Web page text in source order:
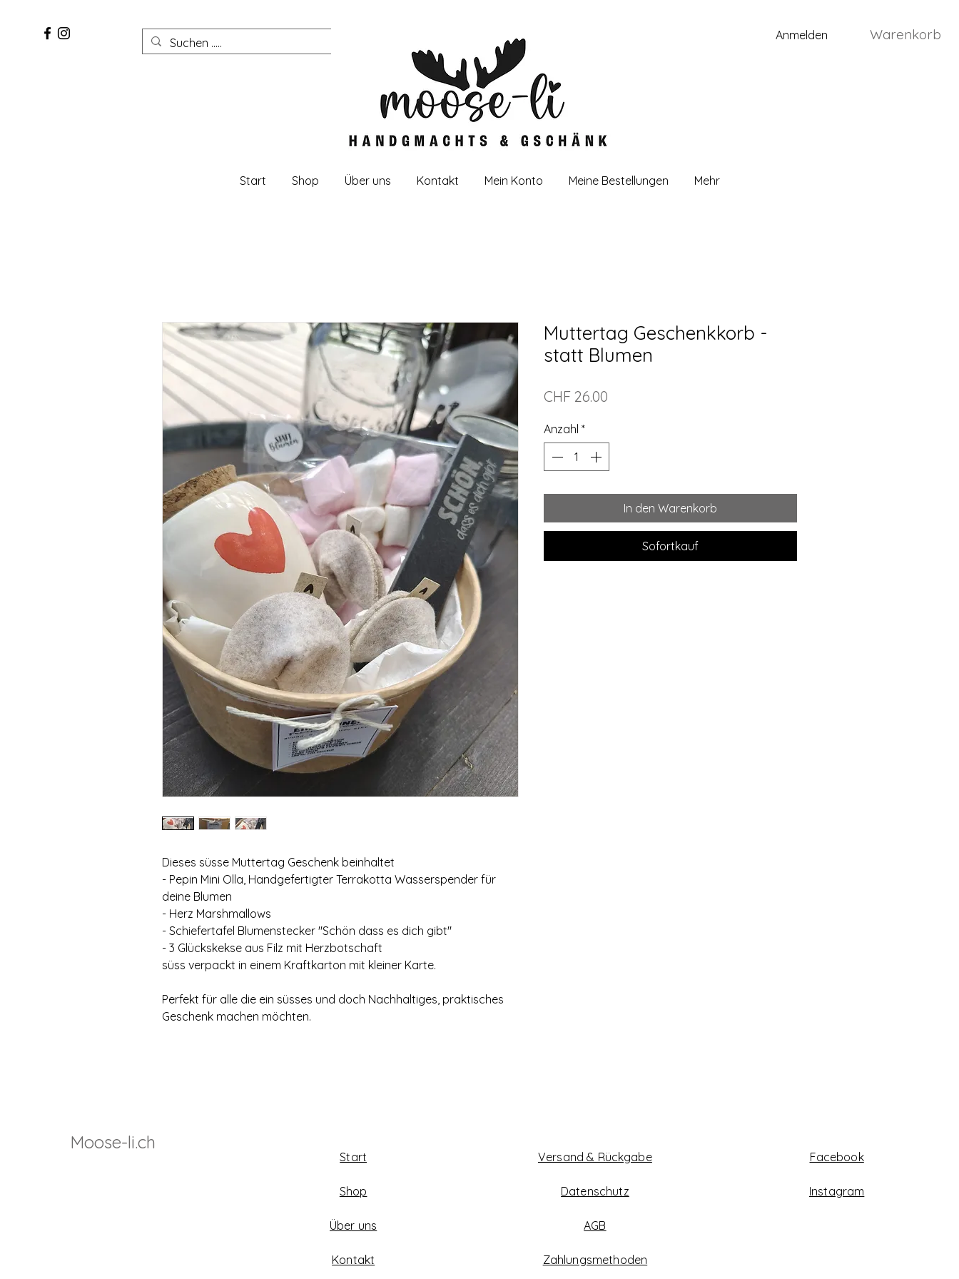
Warenkorb
Anmelden
Start Shop Über uns Kontakt Mein Konto Meine Bestellungen Mehr
Dieses süsse Muttertag Geschenk beinhaltet
- Pepin Mini Olla, Handgefertigter Terrakotta Wasserspender für
deine Blumen
- Herz Marshmallows
- Schiefertafel Blumenstecker "Schön dass es dich gibt"
- 3 Glückskekse aus Filz mit Herzbotschaft
süss verpackt in einem Kraftkarton mit kleiner Karte.
Perfekt für alle die ein süsses und doch Nachhaltiges, praktisches
Geschenk machen möchten.
Muttertag Geschenkkorb -
statt Blumen
CHF 26.00
Anzahl *
In den Warenkorb
Sofortkauf
Moose-li.ch
Start
Shop
Über uns
Kontakt
Versand & Rückgabe
Datenschutz
AGB
Zahlungsmethoden
Facebook
Instagram